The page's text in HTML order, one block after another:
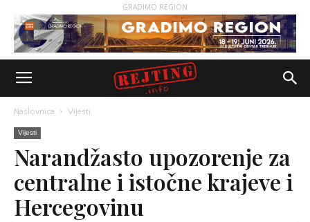
GRADIMO REGION
Naslovnica Vijesti
Vijesti
Narandžasto upozorenje za
centralne i istočne krajeve i
Hercegovinu